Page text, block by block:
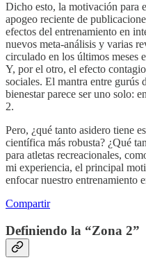
Dicho esto, la motivación para
apogeo reciente de
efectos del entrenamiento en
nuevos meta-análisis y varias
circulado en los últimos meses
Y, por el otro, el efecto
sociales. El mantra entre gurús
bienestar parece ser uno solo:
2.
Pero, ¿qué tanto asidero tiene
científica más robusta? ¿Qué
para atletas recreacionales,
mi experiencia, el principal
enfocar nuestro entrenamiento
Compartir
Definiendo la “Zona 2”